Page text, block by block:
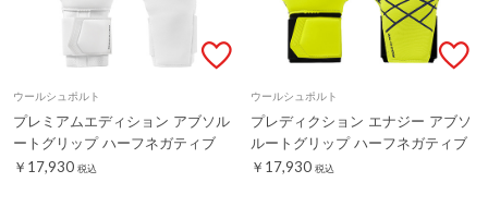
ウールシュポルト
プレミアムエディション アブソル
ートグリップ ハーフネガティブ
￥17,930 税込
ウールシュポルト
プレディクション エナジー アブソ
ルートグリップ ハーフネガティブ
￥17,930 税込